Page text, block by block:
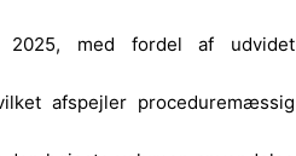
2025, med fordel af udvidet
afspejler proceduremæssig